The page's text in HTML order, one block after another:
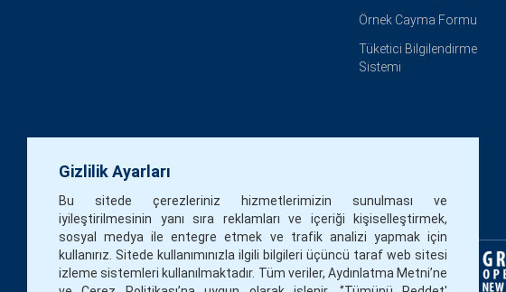
Gizlilik Ayarları
Bu sitede çerezleriniz hizmetlerimizin sunulması ve
iyileştirilmesinin yanı sıra reklamları ve içeriği kişiselleştirmek,
sosyal medya ile entegre etmek ve trafik analizi yapmak için
kullanırız. Sitede kullanımınızla ilgili bilgileri üçüncü taraf web sitesi
izleme sistemleri kullanılmaktadır. Tüm veriler, Aydınlatma Metni’ne
Örnek Cayma Formu
Tüketici Bilgilendirme
Sistemi